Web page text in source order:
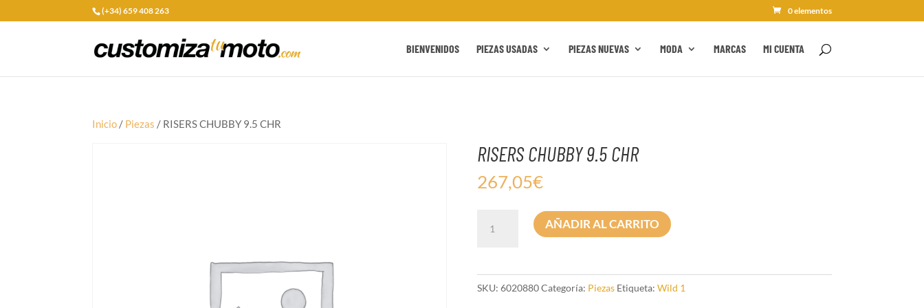
(+34) 659 408 263 0 elementos
BIENVENIDOS PIEZAS USADAS PIEZAS NUEVAS MODA MARCAS MI CUENTA
Inicio / Piezas / RISERS CHUBBY 9.5 CHR
RISERS CHUBBY 9.5 CHR
267,05€
CHUBBY
cantidad
AÑADIR AL CARRITO
SKU: 6020880 Categoría: Piezas Etiqueta: Wild 1